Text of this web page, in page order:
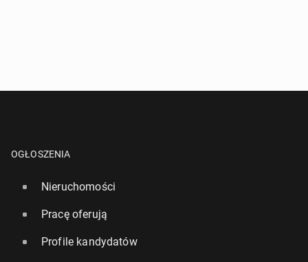
OGŁOSZENIA
Nieruchomości
Pracę oferują
Profile kandydatów